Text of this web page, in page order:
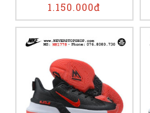
1.150.000đ